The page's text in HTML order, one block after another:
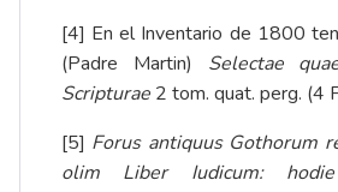
[4] En el Inventario de 1800
(Padre Martin) Selectae
Scripturae 2 tom. quat. perg. (4
[5] Forus antiquus Gothorum
olim Liber Iudicum: